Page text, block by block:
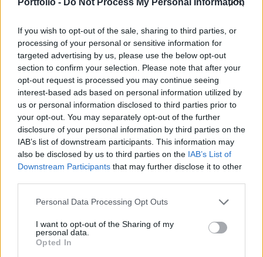
If you wish to opt-out of the sale, sharing to third parties, or
processing of your personal or sensitive information for
targeted advertising by us, please use the below opt-out
section to confirm your selection. Please note that after your
opt-out request is processed you may continue seeing
interest-based ads based on personal information utilized by
us or personal information disclosed to third parties prior to
your opt-out. You may separately opt-out of the further
disclosure of your personal information by third parties on the
IAB’s list of downstream participants. This information may
also be disclosed by us to third parties on the IAB’s List of
Downstream Participants that may further disclose it to other
Personal Data Processing Opt Outs
I want to opt-out of the Sharing of my
personal data.
Opted In
Februárban a kiskereskedelmi forgalom volumene 9,8%-kal
haladta meg az egy évvel korábbi szintet. Az éves
dinamika 2000 óta nem sokszor volt ennél magasabb: épp
a koronavírus-válság előtt egyszer, illetve a 2002-2003-as
időszakban. Most is hasonló okai vannak a gyors
növekedésnek, mint korábban: a kormányzat jelentős
jövedelempolitikai lépései a lakossági keresletre
erőteljesen...
KEDVES OLVASÓNK!
A keresett cikk a portfolio.hu hírarchívumához
tartozik, melynek olvasása előfizetéses
Az előfizetés a következőket tartalmazza:
Portfolio.hu teljes cikkarchívum